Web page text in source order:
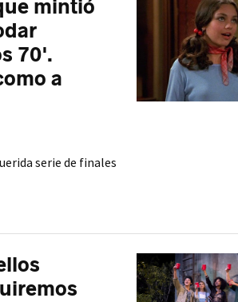
mintió
70'.
a
serie de finales